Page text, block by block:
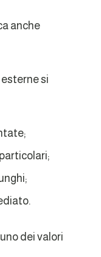
anche
si
dei valori